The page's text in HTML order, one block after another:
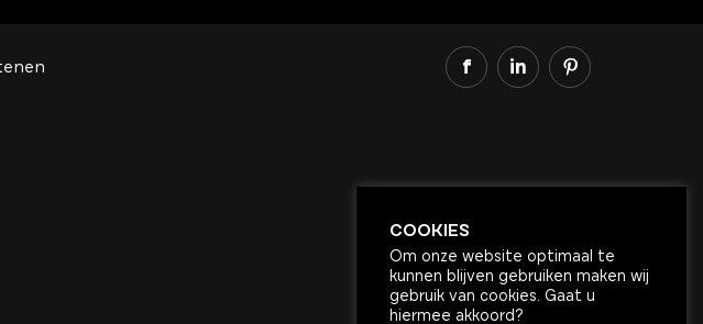
f in
COOKIES
Om onze website optimaal te
kunnen blijven gebruiken maken wij
gebruik van cookies. Gaat u
hiermee akkoord?